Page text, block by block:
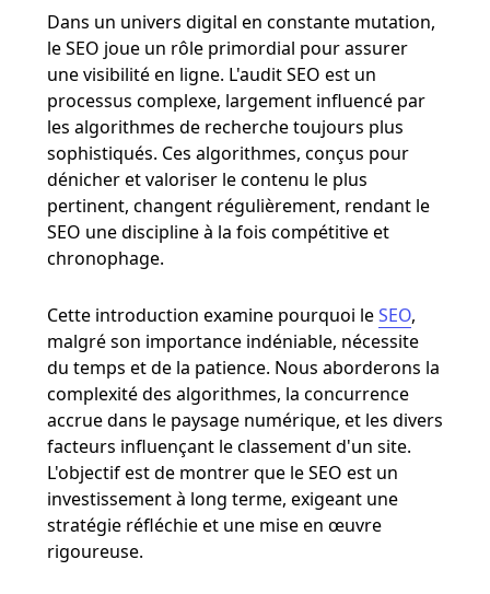
Dans un univers digital en constante mutation,
le SEO joue un rôle primordial pour assurer
une visibilité en ligne. L'audit SEO est un
processus complexe, largement influencé par
les algorithmes de recherche toujours plus
sophistiqués. Ces algorithmes, conçus pour
dénicher et valoriser le contenu le plus
pertinent, changent régulièrement, rendant le
SEO une discipline à la fois compétitive et
chronophage.
Cette introduction examine pourquoi leSEO,
malgré son importance indéniable, nécessite
du temps et de la patience. Nous aborderons la
complexité des algorithmes, la concurrence
accrue dans le paysage numérique, et les divers
facteurs influençant le classement d'un site.
L'objectif est de montrer que le SEO est un
investissement à long terme, exigeant une
stratégie réfléchie et une mise en œuvre
rigoureuse.